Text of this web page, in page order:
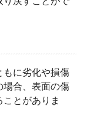
もに劣化や損傷
場合、表面の傷
とがありま